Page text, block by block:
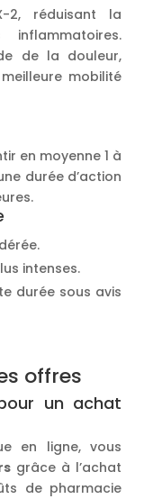
réduisant la
de la douleur,
mobilité
en moyenne 1 à
durée d’action
intenses.
durée sous avis
offres
un achat
en ligne, vous
grâce à l’achat
de pharmacie